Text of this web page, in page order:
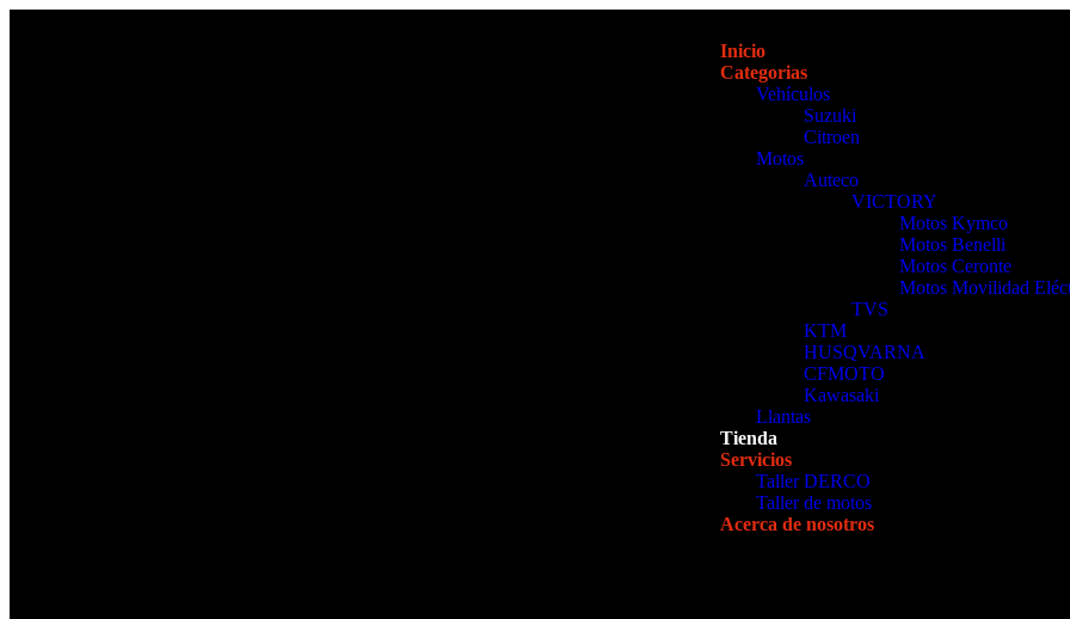
Inicio
Categorias
Vehículos
Suzuki
Citroen
Motos
Auteco
VICTORY
Motos Kymco
Motos Benelli
Motos Ceronte
Motos Movilidad
TVS
KTM
HUSQVARNA
CFMOTO
Kawasaki
Llantas
Tienda
Servicios
Taller DERCO
Taller de motos
Acerca de nosotros